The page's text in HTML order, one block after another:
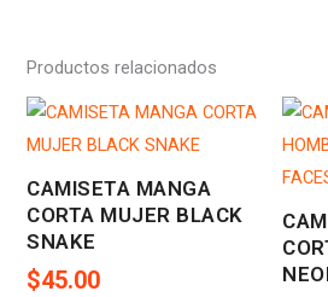
Productos relacionados
CAMISETA MANGA
CORTA MUJER BLACK
SNAKE
$45.00